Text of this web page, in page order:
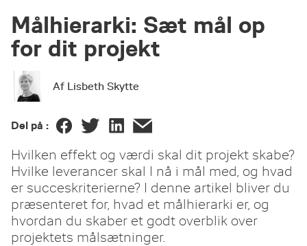
Målhierarki: Sæt mål op
for dit projekt
Af Lisbeth Skytte
Del på :
Hvilken effekt og værdi skal dit projekt skabe?
Hvilke leverancer skal I nå i mål med, og hvad
er succeskriterierne? I denne artikel bliver du
præsenteret for, hvad et målhierarki er, og
hvordan du skaber et godt overblik over
projektets målsætninger.